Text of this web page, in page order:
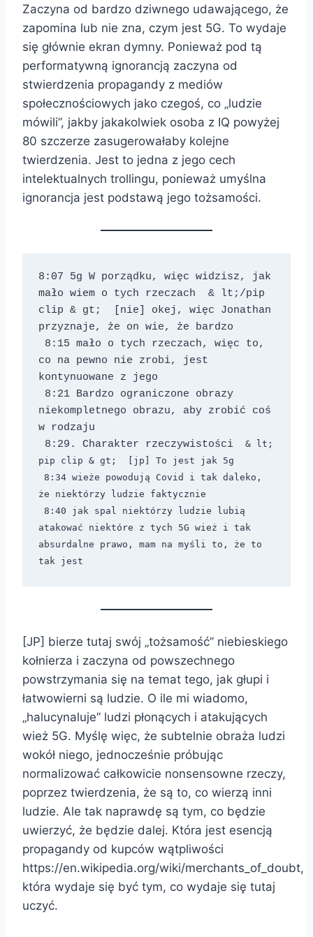
Zaczyna od bardzo dziwnego udawającego, że
zapomina lub nie zna, czym jest 5G. To wydaje
się głównie ekran dymny. Ponieważ pod tą
performatywną ignorancją zaczyna od
stwierdzenia propagandy z mediów
społecznościowych jako czegoś, co „ludzie
mówili”, jakby jakakolwiek osoba z IQ powyżej
80 szczerze zasugerowałaby kolejne
twierdzenia. Jest to jedna z jego cech
intelektualnych trollingu, ponieważ umyślna
ignorancja jest podstawą jego tożsamości.
8:07 5g W porządku, więc widzisz, jak
mało wiem o tych rzeczach
& lt;/pip
clip & gt;
[nie] okej, więc Jonathan
przyznaje, że on wie, że bardzo
co na pewno nie zrobi, jest
kontynuowane z jego
niekompletnego obrazu, aby zrobić coś
w rodzaju
8:29. Charakter rzeczywistości
& lt;
pip clip & gt;  [jp] To jest jak 5g
że niektórzy ludzie faktycznie
atakować niektóre z tych 5G wież i tak
absurdalne prawo, mam na myśli to, że to
tak jest
[JP] bierze tutaj swój „tożsamość” niebieskiego
kołnierza i zaczyna od powszechnego
powstrzymania się na temat tego, jak głupi i
łatwowierni są ludzie. O ile mi wiadomo,
„halucynaluje” ludzi płonących i atakujących
wież 5G. Myślę więc, że subtelnie obraża ludzi
wokół niego, jednocześnie próbując
normalizować całkowicie nonsensowne rzeczy,
poprzez twierdzenia, że ​​są to, co wierzą inni
ludzie. Ale tak naprawdę są tym, co będzie
uwierzyć, że będzie dalej. Która jest esencją
propagandy od kupców wątpliwości
https://en.wikipedia.org/wiki/merchants_of_doubt,
która wydaje się być tym, co wydaje się tutaj
uczyć.